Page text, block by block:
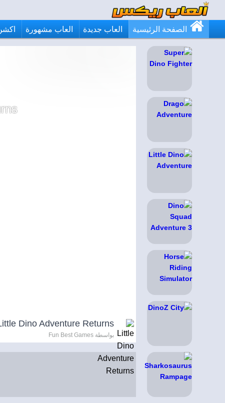
الصفحة الرئيسية العاب جديدة العاب مشهورة
Dino Adventure Returns
بواسطة Fun Best Games